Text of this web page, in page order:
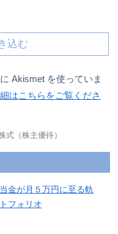
込む
Akismet を使っていま
はこちらをご覧くださ
式（株主優待）
金が月５万円に至る軌
フォリオ